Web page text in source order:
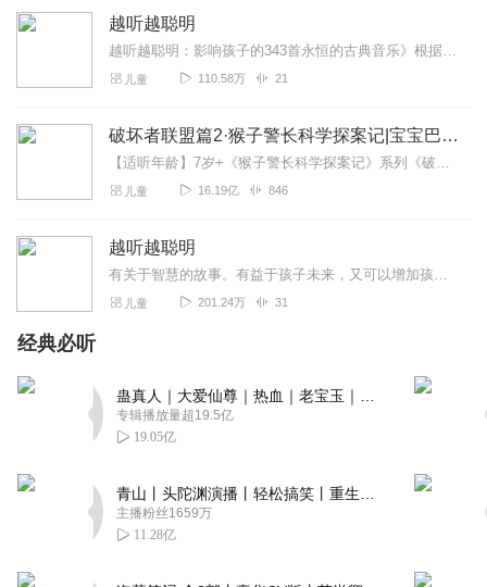
文霞1354168
特别好的音乐，从孩子一两个月就开始听，现在还有给听，
小家伙喜欢
听友205312737
很好，听着很舒服，宝宝很喜欢
听友202811629
。z z z z z z
越听越聪明
越听越聪明：影响孩子的343首永恒的古典音乐》根据海内外先进育儿科研成果，再度遴选35首经典西洋古典音乐小品，内附音乐培养指导手册，是家长和教师必备的音乐宝鉴。...
儿童 110.58万 21
破坏者联盟篇2·猴子警长科学探案记|宝宝巴士故事
【适听年龄】7岁+《猴子警长科学探案记》系列《破坏者联盟篇1·猴子警长科学探案记》>>>《破坏者联盟篇2·猴子警长科学探案记》>>>《破坏者联盟篇3·猴子警长科...
儿童 16.19亿 846
越听越聪明
有关于智慧的故事。有益于孩子未来，又可以增加孩子写作素材微信：xiaopingguo2020520公众号:苹果小屋
儿童 201.24万 31
经典必听
专辑播放量超19.5亿
19.05亿
主播粉丝1659万
11.28亿